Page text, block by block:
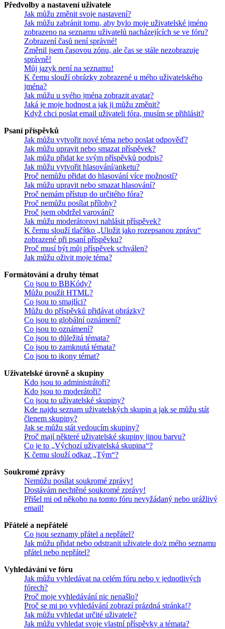
Předvolby a nastavení uživatele
Jak můžu změnit svoje nastavení?
Jak můžu zabránit tomu, aby bylo moje uživatelské jméno
zobrazeno na seznamu uživatelů nacházejících se ve fóru?
Zobrazení časů není správné!
Změnil jsem časovou zónu, ale čas se stále nezobrazuje
správně!
Můj jazyk není na seznamu!
K čemu slouží obrázky zobrazené u mého uživatelského
jména?
Jak můžu u svého jména zobrazit avatar?
Jaká je moje hodnost a jak ji můžu změnit?
Když chci poslat email uživateli fóra, musím se přihlásit?
Psaní příspěvků
Jak můžu vytvořit nové téma nebo poslat odpověď?
Jak můžu upravit nebo smazat příspěvek?
Jak můžu přidat ke svým příspěvků podpis?
Jak můžu vytvořit hlasování/anketu?
Proč nemůžu přidat do hlasování více možností?
Jak můžu upravit nebo smazat hlasování?
Proč nemám přístup do určitého fóra?
Proč nemůžu posílat přílohy?
Proč jsem obdržel varování?
Jak můžu moderátorovi nahlásit příspěvek?
K čemu slouží tlačítko „Uložit jako rozepsanou zprávu“
zobrazené při psaní příspěvku?
Proč musí být můj příspěvek schválen?
Jak můžu oživit moje téma?
Formátování a druhy témat
Co jsou to BBKódy?
Můžu použít HTML?
Co jsou to smajlíci?
Můžu do příspěvků přidávat obrázky?
Co jsou to globální oznámení?
Co jsou to oznámení?
Co jsou to důležitá témata?
Co jsou to zamknutá témata?
Co jsou to ikony témat?
Uživatelské úrovně a skupiny
Kdo jsou to administrátoři?
Kdo jsou to moderátoři?
Co jsou to uživatelské skupiny?
Kde najdu seznam uživatelských skupin a jak se můžu stát
členem skupiny?
Jak se můžu stát vedoucím skupiny?
Proč mají některé uživatelské skupiny jinou barvu?
Co je to „Výchozí uživatelská skupina“?
K čemu slouží odkaz „Tým“?
Soukromé zprávy
Nemůžu posílat soukromé zprávy!
Dostávám nechtěné soukromé zprávy!
Přišel mi od někoho na tomto fóru nevyžádaný nebo urážlivý
email!
Přátelé a nepřátelé
Co jsou seznamy přátel a nepřátel?
Jak můžu přidat nebo odstranit uživatele do/z mého seznamu
přátel nebo nepřátel?
Vyhledávání ve fóru
Jak můžu vyhledávat na celém fóru nebo v jednotlivých
fórech?
Proč moje vyhledávání nic nenašlo?
Proč se mi po vyhledávání zobrazí prázdná stránka!?
Jak můžu vyhledat určité uživatele?
Jak můžu vyhledat svoje vlastní příspěvky a témata?